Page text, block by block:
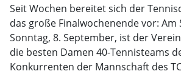
Seit Wochen bereitet sich der
das große Finalwochenende vor: Am
Sonntag, 8. September, ist der
die besten Damen 40-Tennisteams
Konkurrenten der Mannschaft des